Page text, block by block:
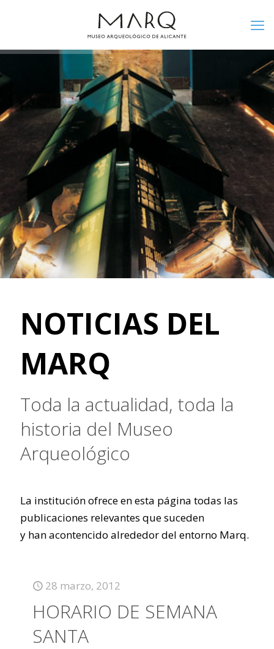
NOTICIAS DEL
MARQ
Toda la actualidad, toda la
historia del Museo
Arqueológico
La institución ofrece en esta página todas las
publicaciones relevantes que suceden
y han acontencido alrededor del entorno Marq.
28 marzo, 2012
HORARIO DE SEMANA
SANTA